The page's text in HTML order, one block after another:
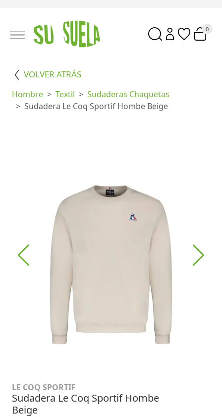
0
VOLVER ATRÁS
Hombre Textil
Sudaderas Chaquetas
Sudadera Le Coq Sportif Hombe Beige
LE COQ SPORTIF
Sudadera Le Coq Sportif Hombe
Beige